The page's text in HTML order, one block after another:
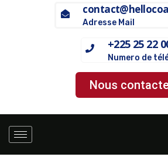
Adresse Mail
+225 25 22
Numero de
Nous